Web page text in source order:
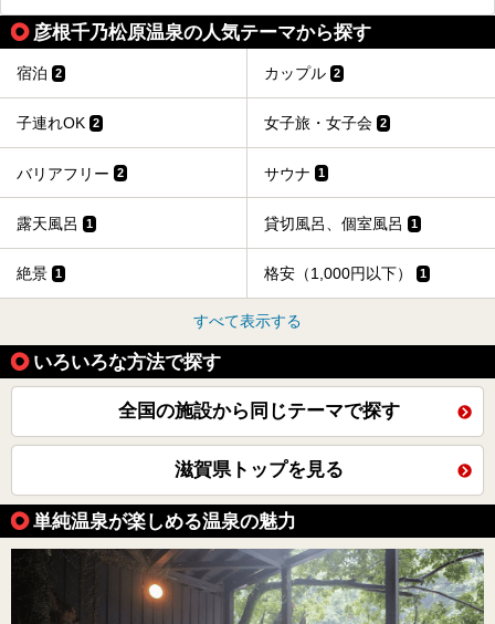
彦根千乃松原温泉の人気テーマから探す
宿泊 2 カップル 2
子連れOK 2 女子旅・女子会 2
バリアフリー 2 サウナ 1
露天風呂 1 貸切風呂、個室風呂 1
絶景 1 格安（1,000円以下） 1
すべて表示する
いろいろな方法で探す
全国の施設から同じテーマで探す
滋賀県トップを見る
単純温泉が楽しめる温泉の魅力